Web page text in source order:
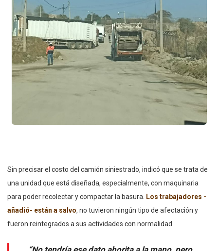
Sin precisar el costo del camión siniestrado, indicó que se trata de
una unidad que está diseñada, especialmente, con maquinaria
para poder recolectar y compactar la basura.
Los trabajadores -
añadió- están a salvo, no tuvieron ningún tipo de afectación y
fueron reintegrados a sus actividades con normalidad.